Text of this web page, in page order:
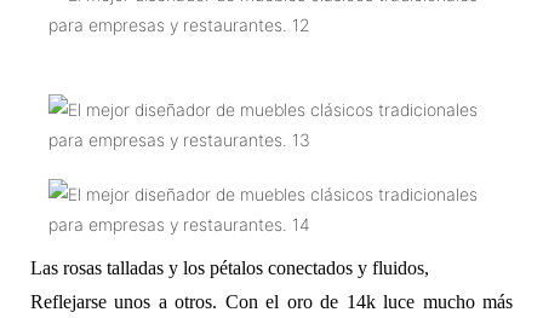
Las rosas talladas y los pétalos conectados y fluidos,
Reflejarse unos a otros. Con el oro de 14k luce mucho más